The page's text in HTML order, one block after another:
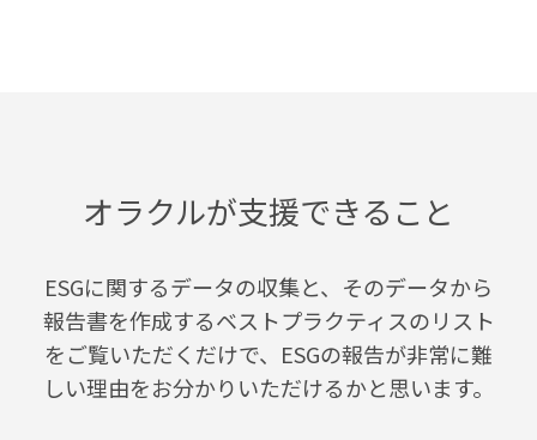
オラクルが支援できること
ESGに関するデータの収集と、そのデータから
報告書を作成するベストプラクティスのリスト
をご覧いただくだけで、ESGの報告が非常に難
しい理由をお分かりいただけるかと思います。